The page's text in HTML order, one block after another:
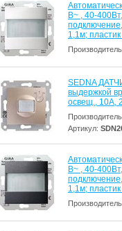
В~ , 40-
1,1м;
SEDNA
выдержкой
освещ., 10А,
Артикул:
В~ , 40-
1,1м;